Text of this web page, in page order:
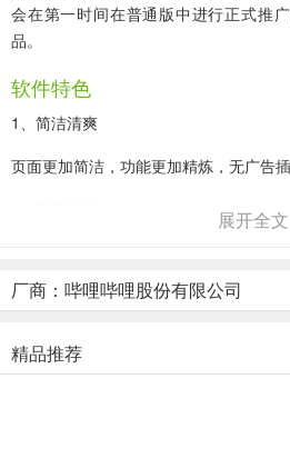
会在第一时间在普通版中进行正式推
品。
软件特色
1、简洁清爽
页面更加简洁，功能更加精炼，无广告
3、海量视频
超多精彩视频内容，同普通版一样资源覆
展开全
厂商：哔哩哔哩股份有限公司
精品推荐